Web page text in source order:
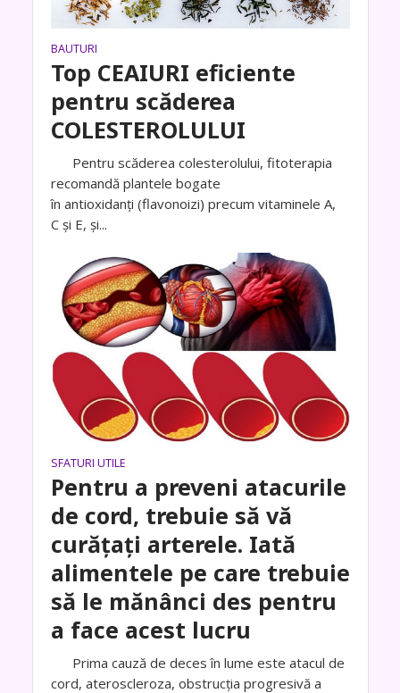
BAUTURI
Top CEAIURI eficiente
pentru scăderea
COLESTEROLULUI
Pentru scăderea colesterolului, fitoterapia
recomandă plantele bogate
în antioxidanți (flavonoizi) precum vitaminele A,
C și E, și...
SFATURI UTILE
Pentru a preveni atacurile
de cord, trebuie să vă
curățați arterele. Iată
alimentele pe care trebuie
să le mănânci des pentru
a face acest lucru
Prima cauză de deces în lume este atacul de
cord, ateroscleroza, obstrucția progresivă a